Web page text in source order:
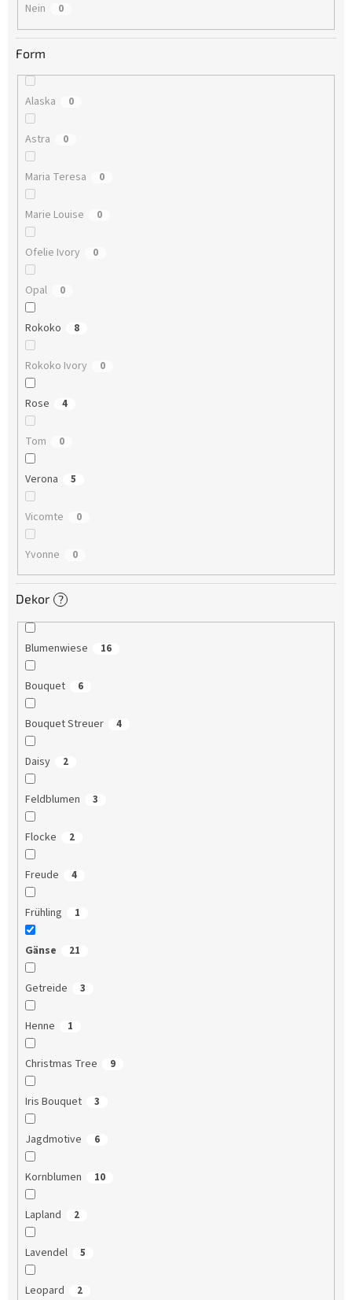
Nein 0
Form
Alaska 0
Astra 0
Maria Teresa 0
Marie Louise 0
Ofelie Ivory 0
Opal 0
Rokoko 8
Rokoko Ivory 0
Rose 4
Tom 0
Verona 5
Vicomte 0
Yvonne 0
Dekor ?
Blumenwiese 16
Bouquet 6
Bouquet Streuer 4
Daisy 2
Feldblumen 3
Flocke 2
Freude 4
Frühling 1
Gänse 21
Getreide 3
Henne 1
Christmas Tree 9
Iris Bouquet 3
Jagdmotive 6
Kornblumen 10
Lapland 2
Lavendel 5
Leopard 2